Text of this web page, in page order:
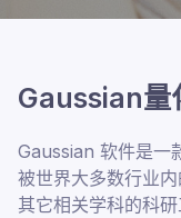
Gaussian量
Gaussian 软件是一
被世界大多数行业
其它相关学科的科研